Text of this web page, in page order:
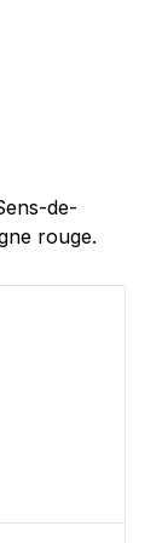
de-
rouge.